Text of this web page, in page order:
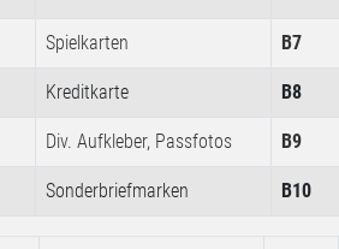
Spielkarten B7
Kreditkarte B8
Div. Aufkleber, Passfotos B9
Sonderbriefmarken B10